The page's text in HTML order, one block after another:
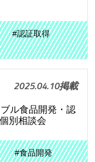
#認証取得
2025.04.10掲載
ル食品開発・認
別相談会
#食品開発